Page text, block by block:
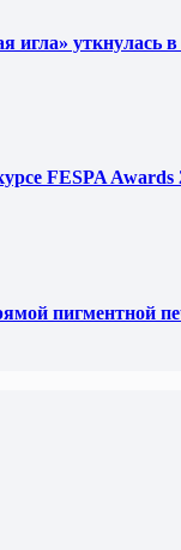
уткнулась
FESPA Awards
пигментной